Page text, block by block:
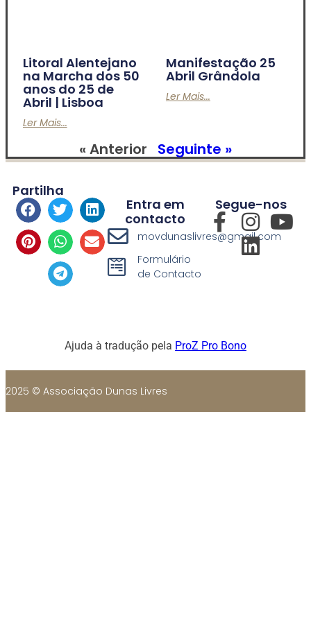
Litoral Alentejano
na Marcha dos 50
anos do 25 de
Abril | Lisboa
Ler Mais...
Manifestação 25
Abril Grândola
Ler Mais...
« Anterior Seguinte »
Partilha
Entra em
contacto
movdunaslivres@gmail.com
Formulário
de Contacto
Segue-nos
Ajuda à tradução pela ProZ Pro Bono
2025 © Associação Dunas Livres